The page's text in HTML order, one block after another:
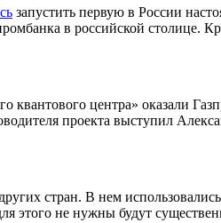
запустить первую в России
в российской столице.
квантового центра» оказали
проекта выступил
стран. В нем
этого не нужны будут